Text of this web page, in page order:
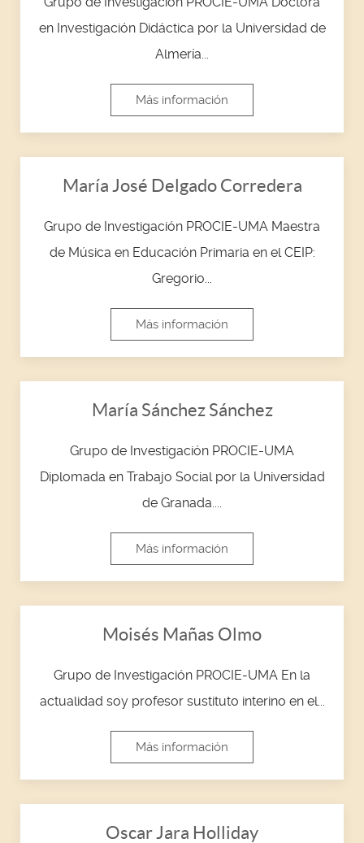
en Investigación Didáctica por la Universidad de
Almería...
Más información
María José Delgado Corredera
Grupo de Investigación PROCIE-UMA Maestra
de Música en Educación Primaria en el CEIP:
Gregorio...
Más información
María Sánchez Sánchez
Grupo de Investigación PROCIE-UMA
Diplomada en Trabajo Social por la Universidad
de Granada....
Más información
Moisés Mañas Olmo
Grupo de Investigación PROCIE-UMA En la
actualidad soy profesor sustituto interino en el...
Más información
Oscar Jara Holliday